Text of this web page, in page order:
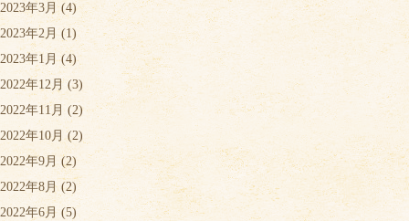
2023年3月(4)
2023年2月 (1)
2023年1月(4)
2022年12月(3)
2022年11月 (2)
2022年10月 (2)
2022年9月 (2)
2022年8月(2)
2022年6月 (5)